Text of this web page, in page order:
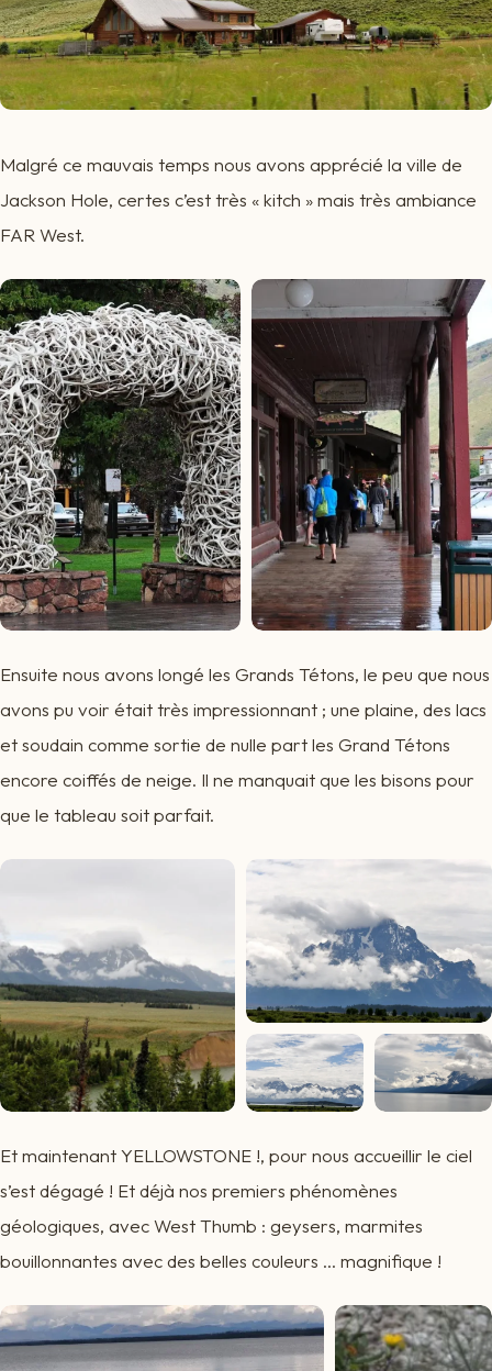
Malgré ce mauvais temps nous avons apprécié la ville de
Jackson Hole, certes c’est très « kitch » mais très ambiance
FAR West.
Ensuite nous avons longé les Grands Tétons, le peu que nous
avons pu voir était très impressionnant ; une plaine, des lacs
et soudain comme sortie de nulle part les Grand Tétons
encore coiffés de neige. Il ne manquait que les bisons pour
que le tableau soit parfait.
Et maintenant YELLOWSTONE !, pour nous accueillir le ciel
s’est dégagé ! Et déjà nos premiers phénomènes
géologiques, avec West Thumb : geysers, marmites
bouillonnantes avec des belles couleurs … magnifique !